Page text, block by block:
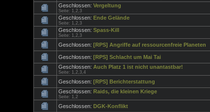
Geschlossen: Vergeltung
Seite: 1,2,3
Geschlossen: Ende Gelände
Seite: 1,2,3
Geschlossen: Spass-Kill
Seite: 1,2,3
Geschlossen: [RPS] Angriffe auf ressourcenfreie Planeten
Geschlossen: [RPS] Schlacht um Mai Tai
Geschlossen: Auch Platz 1 ist nicht unantastbar!
Seite: 1,2,3,4
Geschlossen: [RPS] Berichterstattung
Geschlossen: Raids, die kleinen Kriege
Seite: 1,2
Geschlossen: DGK-Konflikt